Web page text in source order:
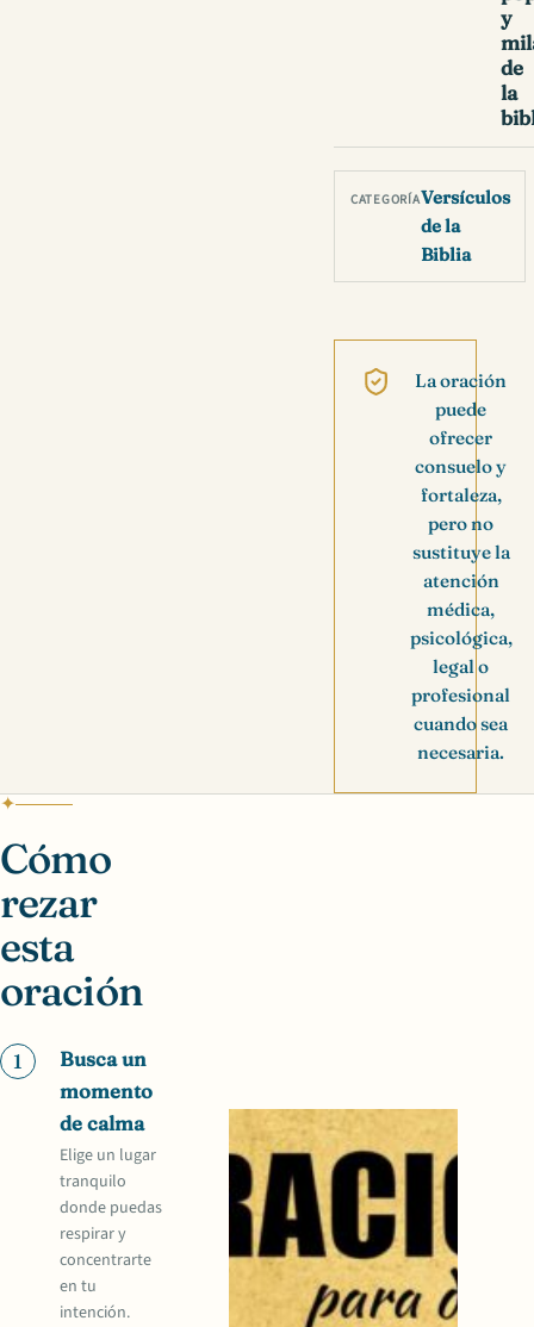
y
de
la
CATEGORÍAVersículos
de la
Biblia
La oración
puede
ofrecer
consuelo y
fortaleza,
pero no
sustituye la
atención
médica,
psicológica,
legal o
profesional
cuando sea
necesaria.
Cómo
rezar
esta
oración
1
Busca un
momento
de calma
Elige un lugar
tranquilo
donde puedas
respirar y
concentrarte
en tu
intención.